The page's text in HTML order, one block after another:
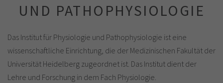
UND PATHOPHYSIOLOGIE
Das Institut für Physiologie und Pathophysiologie ist eine
wissenschaftliche Einrichtung, die der Medizinischen Fakultät der
Universität Heidelberg zugeordnet ist. Das Institut dient der
Lehre und Forschung in dem Fach Physiologie.
Name cookie_optin
Laufzeit 1 Jahr
Dieses Cookie wird verwendet, um Ihre
Cookie-Informationen anzeigen
Analytics & Performance